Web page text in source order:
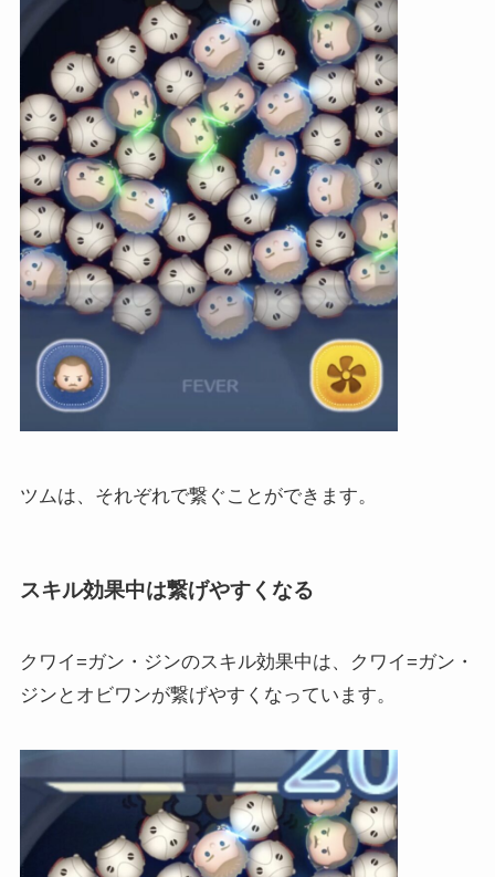
ツムは、それぞれで繋ぐことができます。
スキル効果中は繋げやすくなる
クワイ=ガン・ジンのスキル効果中は、クワイ=ガン・
ジンとオビワンが繋げやすくなっています。